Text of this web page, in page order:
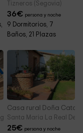
Tizneros (Segovia)
36€ persona y noche
9 Dormitorios, 7
Baños, 21 Plazas
Casa rural Doña
Santa Maria La Real De
25€ persona y noche